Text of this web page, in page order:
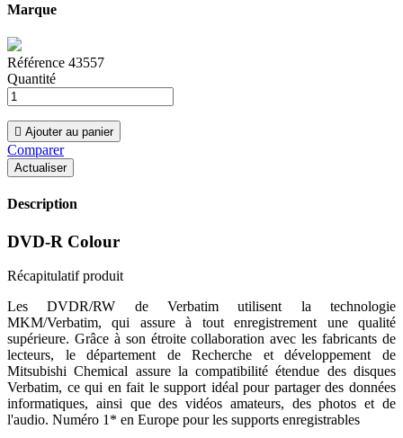
Marque
Référence 43557
Quantité
 Ajouter au panier
Comparer
Description
DVD-R Colour
Récapitulatif produit
Les DVDR/RW de Verbatim utilisent la technologie
MKM/Verbatim, qui assure à tout enregistrement une qualité
supérieure. Grâce à son étroite collaboration avec les fabricants de
lecteurs, le département de Recherche et développement de
Mitsubishi Chemical assure la compatibilité étendue des disques
Verbatim, ce qui en fait le support idéal pour partager des données
informatiques, ainsi que des vidéos amateurs, des photos et de
l'audio. Numéro 1* en Europe pour les supports enregistrables